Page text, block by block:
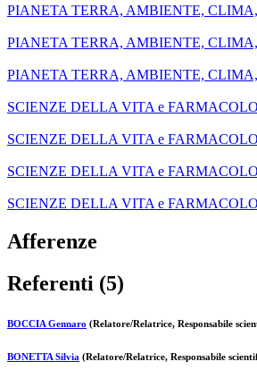
PIANETA TERRA, AMBIENTE, CLIMA,
PIANETA TERRA, AMBIENTE,
PIANETA TERRA, AMBIENTE, CLIMA,
SCIENZE DELLA VITA e
SCIENZE DELLA VITA e
SCIENZE DELLA VITA e
SCIENZE DELLA VITA e
Afferenze
Referenti (5)
BOCCIA Gennaro (Relatore/Relatrice, Responsabile
BONETTA Silvia (Relatore/Relatrice, Responsabile